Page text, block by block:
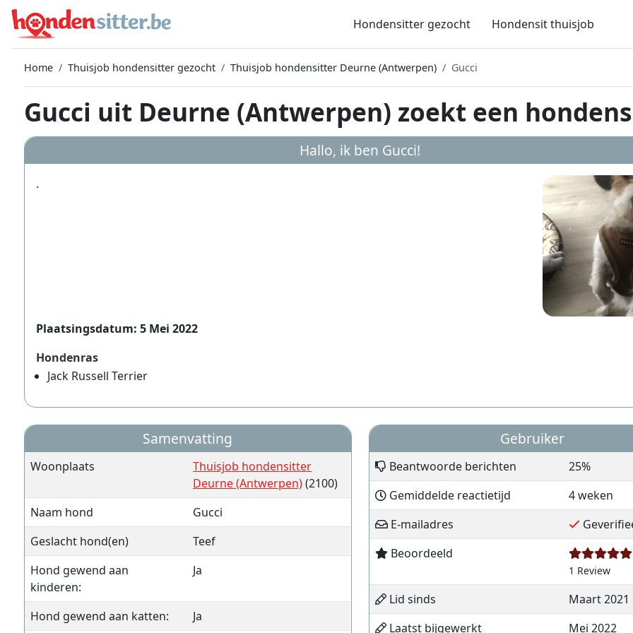
Hondensitter gezocht Hondensit thuisjob
Home Thuisjob hondensitter gezocht Thuisjob hondensitter Deurne (Antwerpen) Gucci
Gucci uit Deurne (Antwerpen) zoekt een
Hallo, ik ben Gucci!
.
Plaatsingsdatum: 5 Mei 2022
Hondenras
Jack Russell Terrier
Samenvatting
Woonplaats
Thuisjob hondensitter
Deurne (Antwerpen)(2100)
Naam hond
Gucci
Geslacht hond(en)
Teef
Hond gewend aan
kinderen:
Ja
Hond gewend aan katten: Ja
Gebruiker
Beantwoorde berichten
25%
Gemiddelde reactietijd
4 weken
E-mailadres
Beoordeeld
1 Review
Lid sinds
Maart 2021
Laatst bijgewerkt
Mei 2022